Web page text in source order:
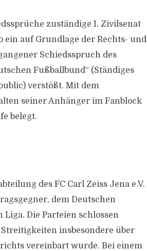
zuständige I. Zivilsenat
ein auf Grundlage der Rechts- und
Schiedsspruch des
Fußballbund“ (Ständiges
verstößt. Mit dem
seiner Anhänger im Fanblock
belegt.
des FC Carl Zeiss Jena e.V.
dem Deutschen
Die Parteien schlossen
insbesondere über
vereinbart wurde. Bei einem